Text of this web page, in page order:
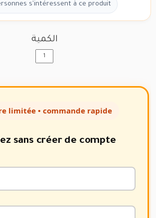
s'intéressent à ce produit
الكمية
limitée • commande rapide
sans créer de compte